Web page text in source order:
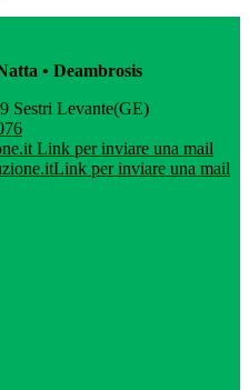
• Deambrosis
Sestri Levante(GE)
Link per inviare una mail
Link per inviare una mail